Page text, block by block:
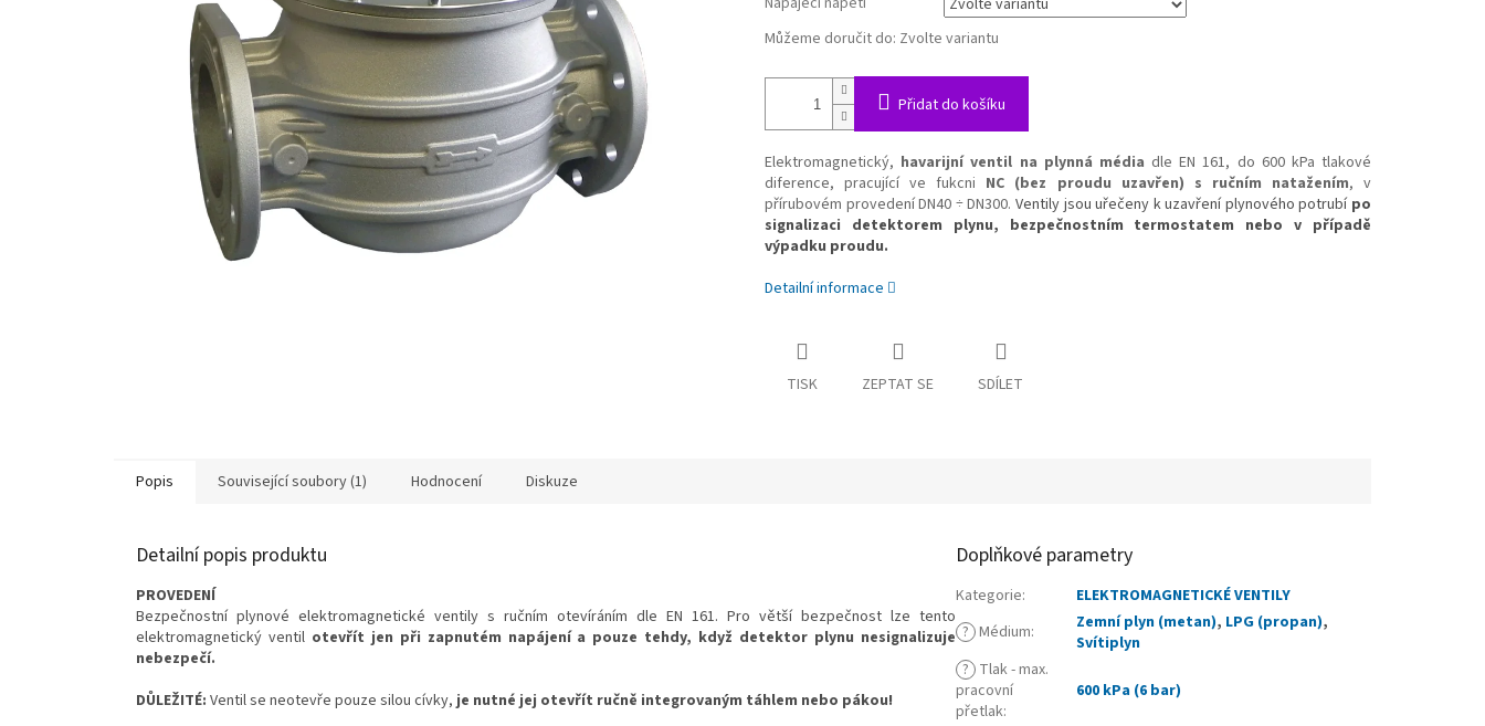
Můžeme doručit do: Zvolte variantu
Přidat do košíku
Elektromagnetický, havarijní ventil na plynná média dle EN 161, do 600 kPa tlakové
diference, pracující ve fukcni NC (bez proudu uzavřen) s ručním natažením, v
přírubovém provedení DN40 ÷ DN300. Ventily jsou uřečeny k uzavření plynového potrubípo
signalizaci detektorem plynu, bezpečnostním termostatem nebo v případě
výpadku proudu.
Detailní informace
TISK ZEPTAT SE SDÍLET
Popis Související soubory (1) Hodnocení Diskuze
Detailní popis produktu
PROVEDENÍ
Bezpečnostní plynové elektromagnetické ventily s ručním otevíráním dle EN 161. Pro větší bezpečnost lze tento
elektromagnetický ventil otevřít jen při zapnutém napájení a pouze tehdy, když detektor plynu nesignalizuje
nebezpečí.
DŮLEŽITÉ: Ventil se neotevře pouze silou cívky,je nutné jej otevřít ručně integrovaným táhlem nebo pákou!
Doplňkové parametry
Kategorie:
ELEKTROMAGNETICKÉ VENTILY
? Médium: Zemní plyn (metan), LPG (propan),
Svítiplyn
? Tlak - max.
pracovní
přetlak:
600 kPa (6 bar)